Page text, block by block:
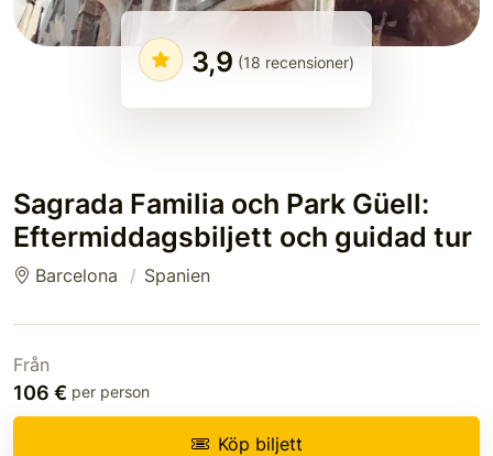
3,9 (18 recensioner)
Sagrada Familia och Park Güell:
Eftermiddagsbiljett och guidad tur
Barcelona Spanien
Från
106 € per person
Köp biljett